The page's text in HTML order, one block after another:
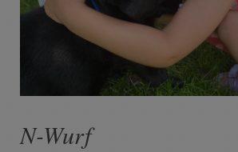
N-Wurf